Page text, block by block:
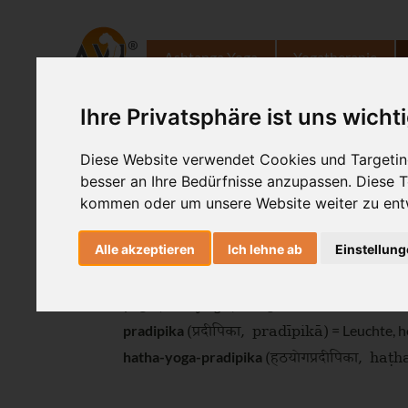
Ihre Privatsphäre ist uns
Diese Website verwendet Cookies und
besser an Ihre Bedürfnisse anzupassen. Diese
kommen oder um unsere Website weiter zu
Alle akzeptieren Ich lehne ab
Ashtanga Yoga Yogatherapie
Hatha-Yoga
Rund um Ernährung und
(योग, yoga)
pradipika (प्रदीपिका, pradīpikā) = Leuchte,
hatha-yoga-pradipika (हठयोगप्रदीपिका,